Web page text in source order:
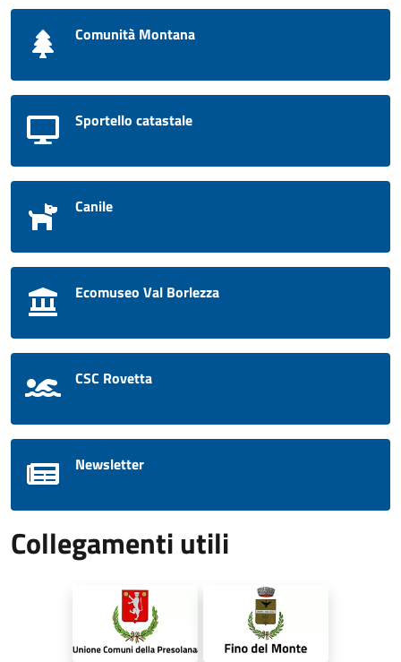
Comunità Montana
Sportello catastale
Canile
Ecomuseo Val Borlezza
CSC Rovetta
Newsletter
Collegamenti utili